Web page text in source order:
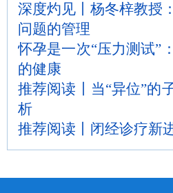
深度灼见丨杨冬梓教授
问题的管理
怀孕是一次“压力测试”
的健康
推荐阅读丨当“异位”的
析
推荐阅读丨闭经诊疗新